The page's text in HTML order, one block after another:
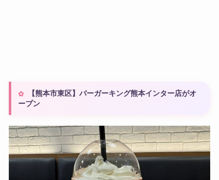
【熊本市東区】バーガーキング熊本インター店がオ
ープン